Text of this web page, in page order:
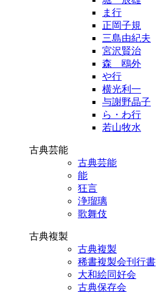
ま行
正岡子規
三島由紀夫
宮沢賢治
森 鴎外
や行
横光利一
与謝野晶子
ら・わ行
若山牧水
古典芸能
古典芸能
能
狂言
浄瑠璃
歌舞伎
古典複製
古典複製
稀書複製会刊行書
大和絵同好会
古典保存会